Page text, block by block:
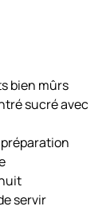
bien mûrs
sucré avec
servir